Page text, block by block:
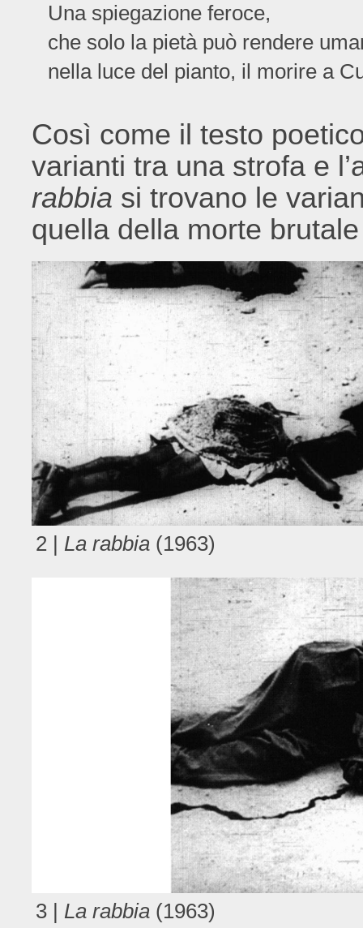
Una spiegazione feroce,
che solo la pietà può rendere
nella luce del pianto, il morire a
Così come il testo
varianti tra una strofa e
rabbia si trovano le
quella della morte
2 | La rabbia (1963)
3 | La rabbia (1963)